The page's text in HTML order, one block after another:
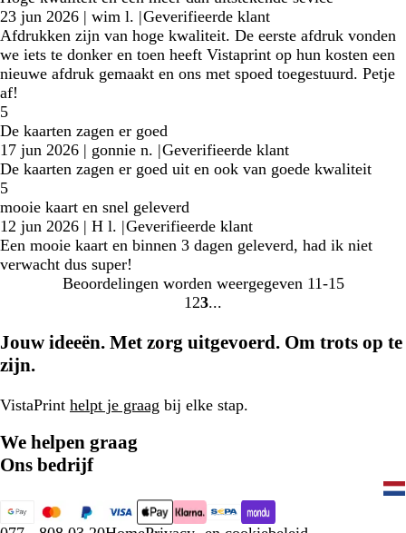
23 jun 2026 | wim l. |Geverifieerde klant
Afdrukken zijn van hoge kwaliteit. De eerste afdruk vonden
we iets te donker en toen heeft Vistaprint op hun kosten een
nieuwe afdruk gemaakt en ons met spoed toegestuurd. Petje
af!
5
De kaarten zagen er goed
17 jun 2026 | gonnie n. |Geverifieerde klant
De kaarten zagen er goed uit en ook van goede kwaliteit
5
mooie kaart en snel geleverd
12 jun 2026 | H l. |Geverifieerde klant
Een mooie kaart en binnen 3 dagen geleverd, had ik niet
verwacht dus super!
Beoordelingen worden weergegeven 11-15
Naar
1 Naar
2 Naar
3
Jouw ideeën. Met zorg uitgevoerd. Om trots op te
zijn.
VistaPrint helpt je graag bij elke stap.
We helpen graag
Ons bedrijf